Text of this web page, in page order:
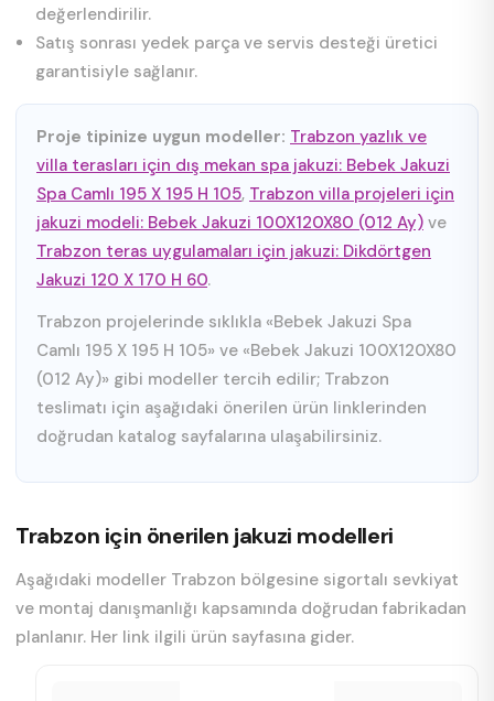
değerlendirilir.
Satış sonrası yedek parça ve servis desteği üretici
garantisiyle sağlanır.
Proje tipinize uygun modeller: Trabzon yazlık ve
villa terasları için dış mekan spa jakuzi: Bebek Jakuzi
Spa Camlı 195 X 195 H 105, Trabzon villa projeleri için
jakuzi modeli: Bebek Jakuzi 100X120X80 (012 Ay) ve
Trabzon teras uygulamaları için jakuzi: Dikdörtgen
Jakuzi 120 X 170 H 60.
Trabzon projelerinde sıklıkla «Bebek Jakuzi Spa
Camlı 195 X 195 H 105» ve «Bebek Jakuzi 100X120X80
(012 Ay)» gibi modeller tercih edilir; Trabzon
teslimatı için aşağıdaki önerilen ürün linklerinden
doğrudan katalog sayfalarına ulaşabilirsiniz.
Trabzon için önerilen jakuzi modelleri
Aşağıdaki modeller Trabzon bölgesine sigortalı sevkiyat
ve montaj danışmanlığı kapsamında doğrudan fabrikadan
planlanır. Her link ilgili ürün sayfasına gider.